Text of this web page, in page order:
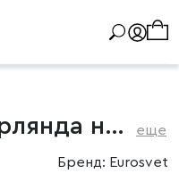
Новогодняя гирлянда нить теплый белый 5м IP20 еще
Бренд: Eurosvet